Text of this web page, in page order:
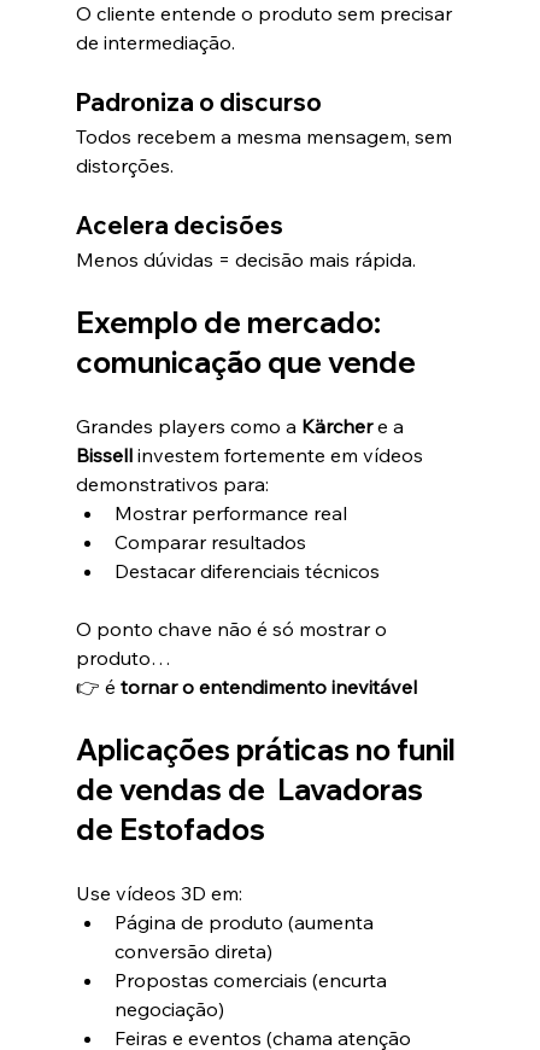
O cliente entende o produto sem precisar
de intermediação.
Padroniza o discurso
Todos recebem a mesma mensagem, sem
distorções.
Acelera decisões
Menos dúvidas = decisão mais rápida.
Exemplo de mercado:
comunicação que vende
Grandes players como a Kärcher e a
Bissell investem fortemente em vídeos
demonstrativos para:
Mostrar performance real
Comparar resultados
Destacar diferenciais técnicos
O ponto chave não é só mostrar o
produto…
👉 é tornar o entendimento inevitável
Aplicações práticas no funil
de vendas de Lavadoras
de Estofados
Use vídeos 3D em:
Página de produto (aumenta
conversão direta)
Propostas comerciais (encurta
negociação)
Feiras e eventos (chama atenção